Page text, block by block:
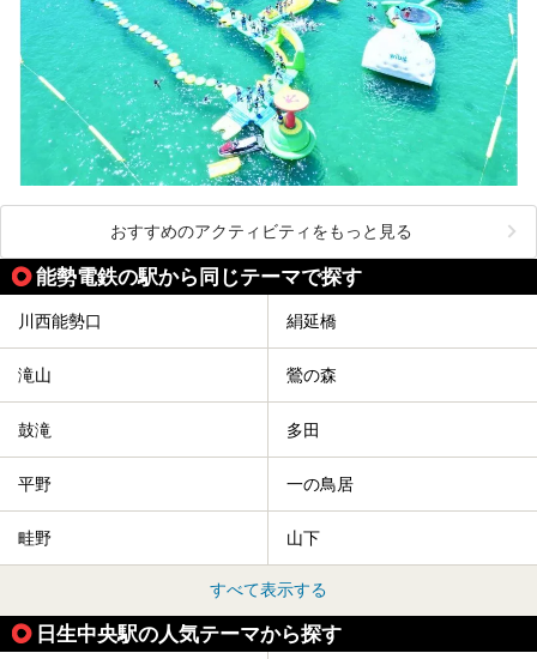
おすすめのアクティビティをもっと見る
能勢電鉄の駅から同じテーマで探す
川西能勢口 絹延橋
滝山 鶯の森
鼓滝 多田
平野 一の鳥居
畦野 山下
すべて表示する
日生中央駅の人気テーマから探す